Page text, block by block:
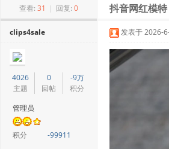
>
查看: 31 | 回复: 0 抖音网红模
clips4sale
4026
主题
0
回帖
-9万
积分
管理员
积分
-99911
发表于 2026-